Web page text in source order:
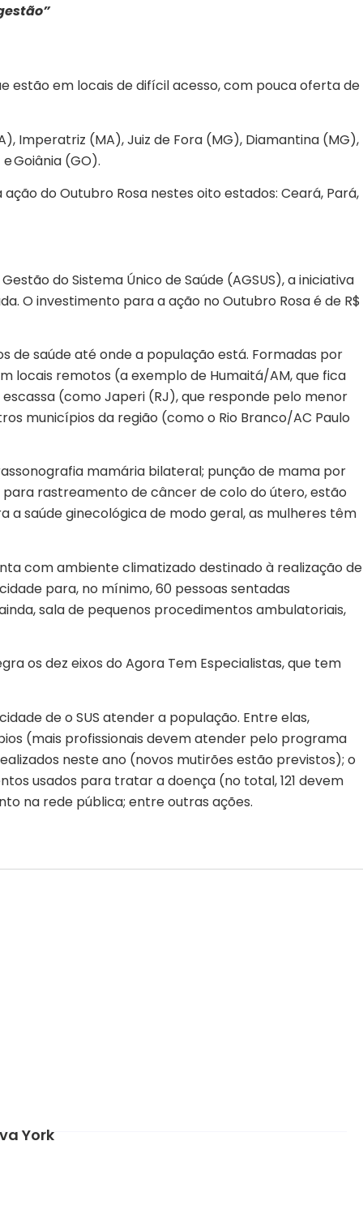
estão em locais de difícil acesso, com pouca oferta de
Imperatriz (MA), Juiz de Fora (MG), Diamantina (MG),
Goiânia (GO).
do Outubro Rosa nestes oito estados: Ceará, Pará,
do Sistema Único de Saúde (AGSUS), a iniciativa
O investimento para a ação no Outubro Rosa é de R$
de saúde até onde a população está. Formadas por
locais remotos (a exemplo de Humaitá/AM, que fica
(como Japeri (RJ), que responde pelo menor
municípios da região (como o Rio Branco/AC Paulo
mamária bilateral; punção de mama por
rastreamento de câncer de colo do útero, estão
saúde ginecológica de modo geral, as mulheres têm
com ambiente climatizado destinado à realização de
para, no mínimo, 60 pessoas sentadas
sala de pequenos procedimentos ambulatoriais,
os dez eixos do Agora Tem Especialistas, que tem
de o SUS atender a população. Entre elas,
(mais profissionais devem atender pelo programa
neste ano (novos mutirões estão previstos); o
usados para tratar a doença (no total, 121 devem
na rede pública; entre outras ações.
York